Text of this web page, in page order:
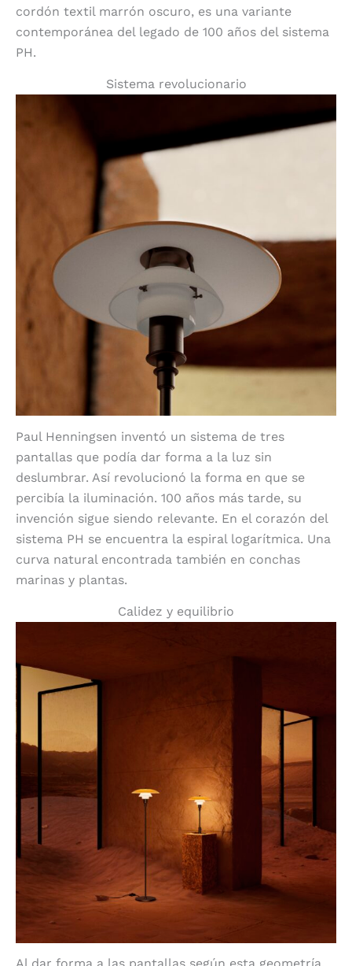
cordón textil marrón oscuro, es una variante
contemporánea del legado de 100 años del sistema
PH.
Sistema revolucionario
Paul Henningsen inventó un sistema de tres
pantallas que podía dar forma a la luz sin
deslumbrar. Así revolucionó la forma en que se
percibía la iluminación. 100 años más tarde, su
invención sigue siendo relevante. En el corazón del
sistema PH se encuentra la espiral logarítmica. Una
curva natural encontrada también en conchas
marinas y plantas.
Calidez y equilibrio